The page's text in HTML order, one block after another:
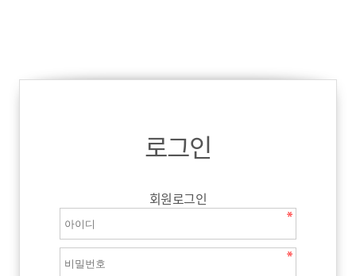
로그인
회원로그인